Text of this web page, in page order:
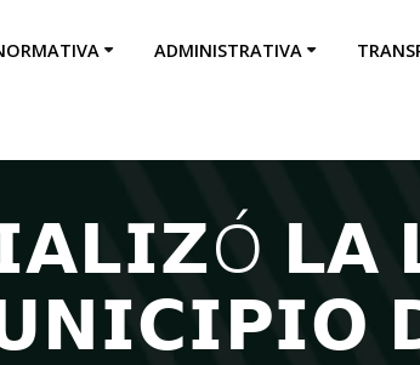
ADMINISTRATIVA
𝗟𝗔